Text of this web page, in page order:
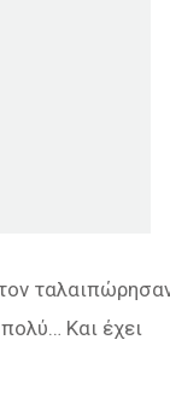
Και έχει